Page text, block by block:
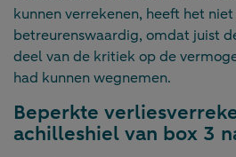
kunnen verrekenen, heeft het
betreurenswaardig, omdat juist
deel van de kritiek op de
had kunnen wegnemen.
Beperkte
achilleshiel van box 3